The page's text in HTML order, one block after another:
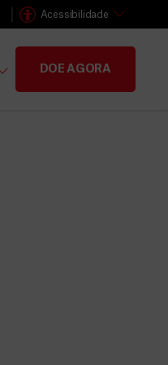
Acessibilidade
DOE AGORA